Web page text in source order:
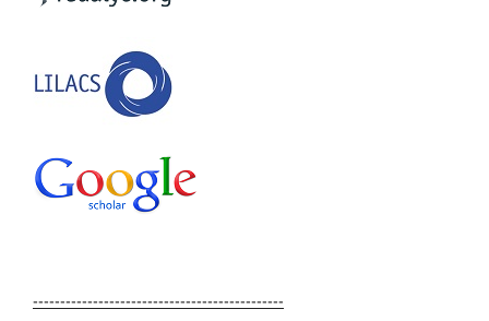
----------------------------------------------